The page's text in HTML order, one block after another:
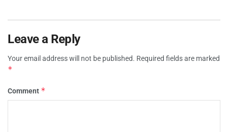
Leave a Reply
Your email address will not be published. Required fields are marked
*
Comment *